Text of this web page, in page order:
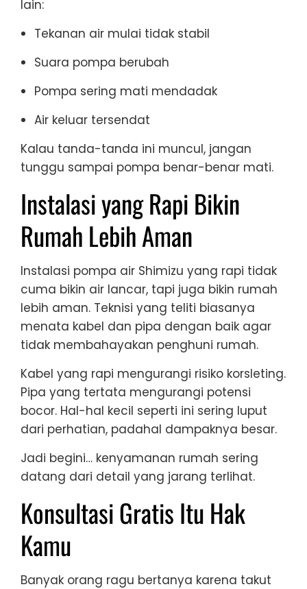
lain:
Tekanan air mulai tidak stabil
Suara pompa berubah
Pompa sering mati mendadak
Air keluar tersendat
Kalau tanda-tanda ini muncul, jangan
tunggu sampai pompa benar-benar mati.
Instalasi yang Rapi Bikin
Rumah Lebih Aman
Instalasi pompa air Shimizu yang rapi tidak
cuma bikin air lancar, tapi juga bikin rumah
lebih aman. Teknisi yang teliti biasanya
menata kabel dan pipa dengan baik agar
tidak membahayakan penghuni rumah.
Kabel yang rapi mengurangi risiko korsleting.
Pipa yang tertata mengurangi potensi
bocor. Hal-hal kecil seperti ini sering luput
dari perhatian, padahal dampaknya besar.
Jadi begini… kenyamanan rumah sering
datang dari detail yang jarang terlihat.
Konsultasi Gratis Itu Hak
Kamu
Banyak orang ragu bertanya karena takut